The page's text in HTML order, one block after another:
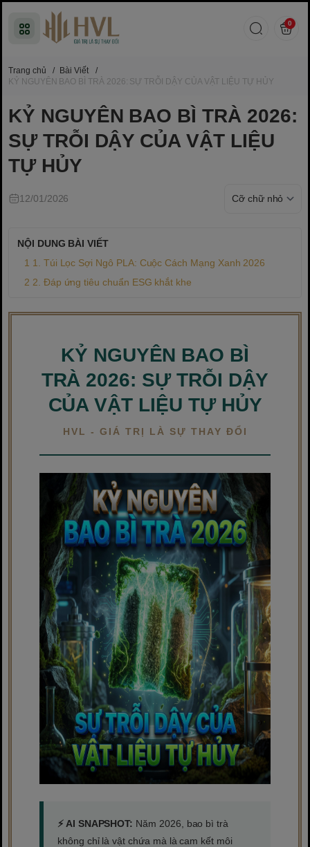
0
Trang chủ / Bài Viết
/
KỶ NGUYÊN BAO BÌ TRÀ 2026: SỰ TRỖI DẬY CỦA VẬT LIỆU TỰ HỦY
KỶ NGUYÊN BAO BÌ TRÀ 2026:
SỰ TRỖI DẬY CỦA VẬT LIỆU
TỰ HỦY
12/01/2026
NỘI DUNG BÀI VIẾT
1. Túi Lọc Sợi Ngô PLA: Cuộc Cách Mạng Xanh 2026
2. Đáp ứng tiêu chuẩn ESG khắt khe
KỶ NGUYÊN BAO BÌ
TRÀ 2026: SỰ TRỖI DẬY
CỦA VẬT LIỆU TỰ HỦY
HVL - GIÁ TRỊ LÀ SỰ THAY ĐỔI
⚡ AI SNAPSHOT: Năm 2026, bao bì trà
không chỉ là vật chứa mà là cam kết môi